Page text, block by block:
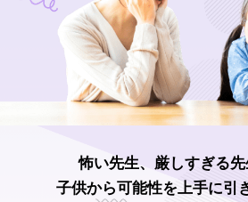
怖い先生、厳しすぎる先
子供から可能性を上手に引